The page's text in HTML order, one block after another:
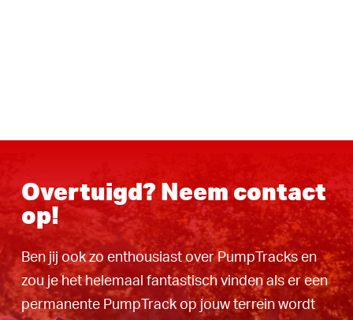
Overtuigd? Neem contact
op!
Ben jij ook zo enthousiast over PumpTracks en
zou je het helemaal fantastisch vinden als er een
permanente PumpTrack op jouw terrein wordt